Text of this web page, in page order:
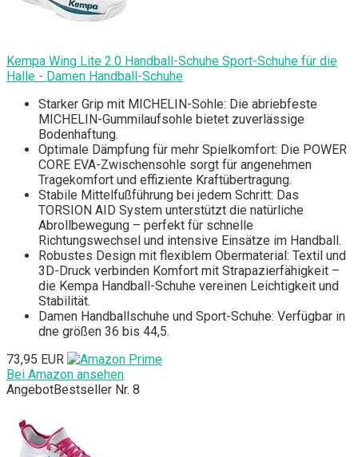
Kempa Wing Lite 2.0 Handball-Schuhe Sport-Schuhe für die
Halle - Damen Handball-Schuhe
Starker Grip mit MICHELIN-Sohle: Die abriebfeste
MICHELIN-Gummilaufsohle bietet zuverlässige
Bodenhaftung.
Optimale Dämpfung für mehr Spielkomfort: Die POWER
CORE EVA-Zwischensohle sorgt für angenehmen
Tragekomfort und effiziente Kraftübertragung.
Stabile Mittelfußführung bei jedem Schritt: Das
TORSION AID System unterstützt die natürliche
Abrollbewegung – perfekt für schnelle
Richtungswechsel und intensive Einsätze im Handball.
Robustes Design mit flexiblem Obermaterial: Textil und
3D-Druck verbinden Komfort mit Strapazierfähigkeit –
die Kempa Handball-Schuhe vereinen Leichtigkeit und
Stabilität.
Damen Handballschuhe und Sport-Schuhe: Verfügbar in
dne größen 36 bis 44,5.
73,95 EUR
Bei Amazon ansehen
AngebotBestseller Nr. 8